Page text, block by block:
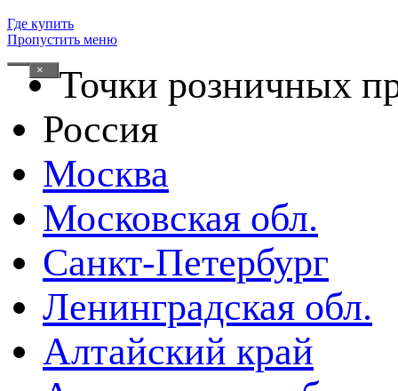
Где купить
Пропустить меню
×
Точки розничных
Россия
Москва
Московская обл.
Санкт-Петербург
Ленинградская обл.
Алтайский край